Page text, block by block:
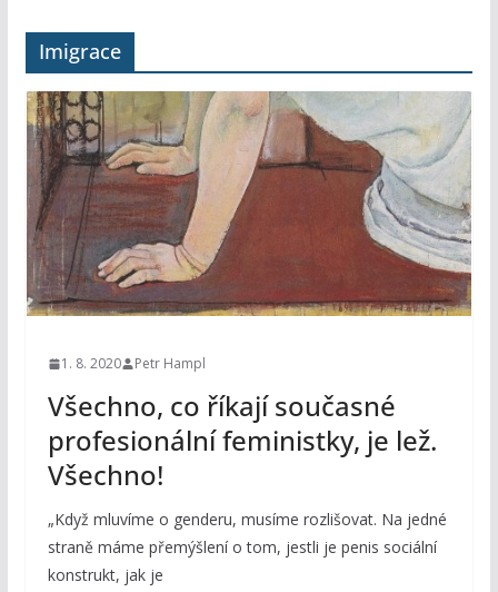
Imigrace
1. 8. 2020 Petr Hampl
Všechno, co říkají současné
profesionální feministky, je lež.
Všechno!
„Když mluvíme o genderu, musíme rozlišovat. Na jedné
straně máme přemýšlení o tom, jestli je penis sociální
konstrukt, jak je